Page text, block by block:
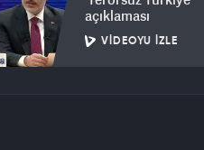
açıklaması
VIDEOYU İZLE